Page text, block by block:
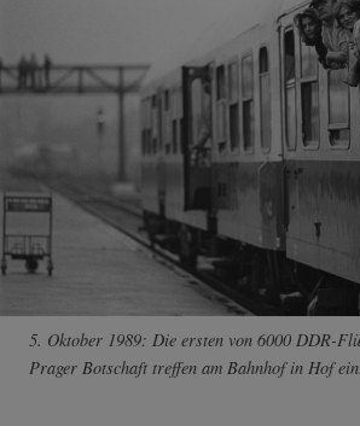
5. Oktober 1989: Die ersten von 6000 DDR-
Prager Botschaft treffen am Bahnhof in Hof ein.